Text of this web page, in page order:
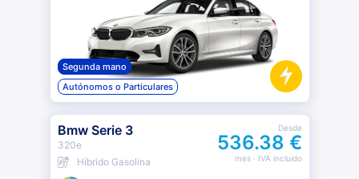
Segunda mano
Autónomos o Particulares
Bmw Serie 3
320e
Híbrido Gasolina
Desde
536.38 €
mes· IVA incluido